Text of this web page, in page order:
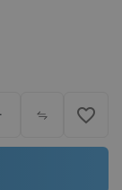
favorite_border